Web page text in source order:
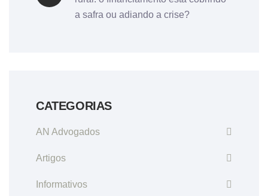
a safra ou adiando a crise?
CATEGORIAS
AN Advogados
Artigos
Informativos